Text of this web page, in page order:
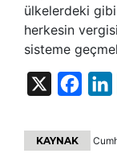
ülkelerdeki
herkesin
sisteme
KAYNAK